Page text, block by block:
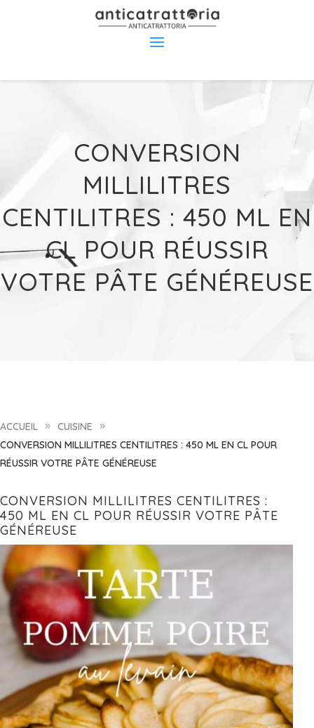
CONVERSION
MILLILITRES
CENTILITRES : 450 ML EN
CL POUR RÉUSSIR
VOTRE PÂTE GÉNÉREUSE
ACCUEIL 9 CUISINE 9
CONVERSION MILLILITRES CENTILITRES : 450 ML EN CL POUR
RÉUSSIR VOTRE PÂTE GÉNÉREUSE
CONVERSION MILLILITRES CENTILITRES :
450 ML EN CL POUR RÉUSSIR VOTRE PÂTE
GÉNÉREUSE